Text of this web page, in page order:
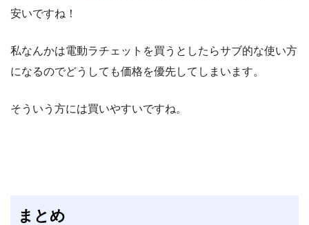
安いですね！
私なんかは電動ラチェットを買うとしたらサブ的な使い方
になるのでどうしても価格を優先してしまいます。
そういう方には買いやすいですね。
まとめ